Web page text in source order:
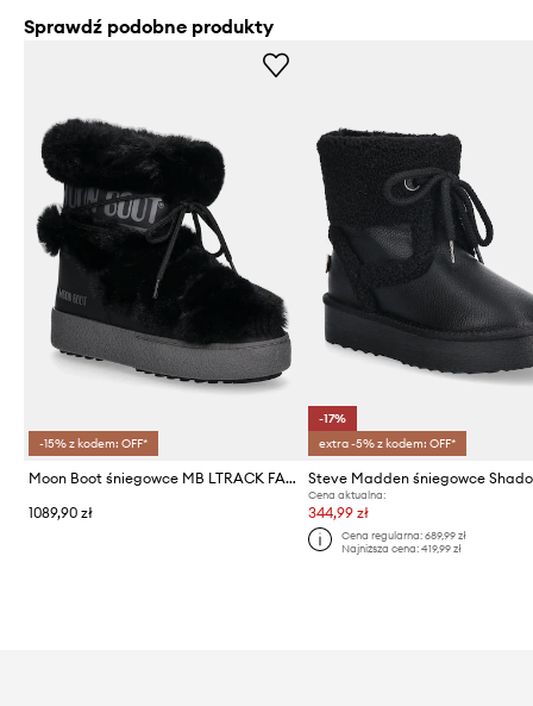
Sprawdź podobne produkty
-15% z kodem: OFF*
Moon Boot śniegowce MB LTRACK FAUX FUR WP
1089,90 zł
-17%
extra -5% z kodem: OFF*
Steve Madden śniegowce
Cena aktualna:
344,99 zł
Cena regularna: 689,99 zł
Najniższa cena: 419,99 zł